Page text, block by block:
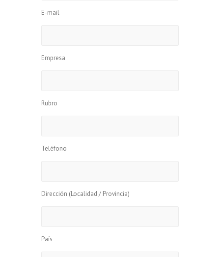
E-mail
Empresa
Rubro
Teléfono
Dirección (Localidad / Provincia)
País